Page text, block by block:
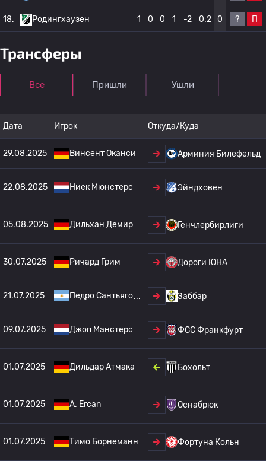
18. Родингхаузен 1 0 0 1 -2 0:2 0 ? П
Трансферы
Все Пришли Ушли
Дата Игрок Откуда/Куда
29.08.2025 Винсент Оканси Арминия Билефельд
22.08.2025 Ниек Мюнстерс Эйндховен
05.08.2025 Дильхан Демир Генчлербирлиги
30.07.2025 Ричард Грим Дороги ЮНА
21.07.2025 Педро Сантьяго Заббар
09.07.2025 Джоп Манстерс ФСС Франкфурт
01.07.2025 Дильдар Атмака Бохольт
01.07.2025 A. Ercan Оснабрюк
01.07.2025 Тимо Борнеманн Фортуна Кольн